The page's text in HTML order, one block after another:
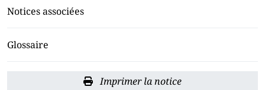
Notices associées
Glossaire
Imprimer la notice